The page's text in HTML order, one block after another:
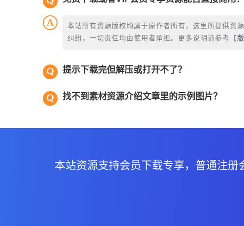
本站所有资源版权均属于原作者所有，这里所提供资
纠纷，一切责任均由使用者承担。更多说明请参考【
提示下载完但解压或打开不了？
找不到素材资源介绍文章里的示例图片？
本站资源支持会员下载专享，普通注